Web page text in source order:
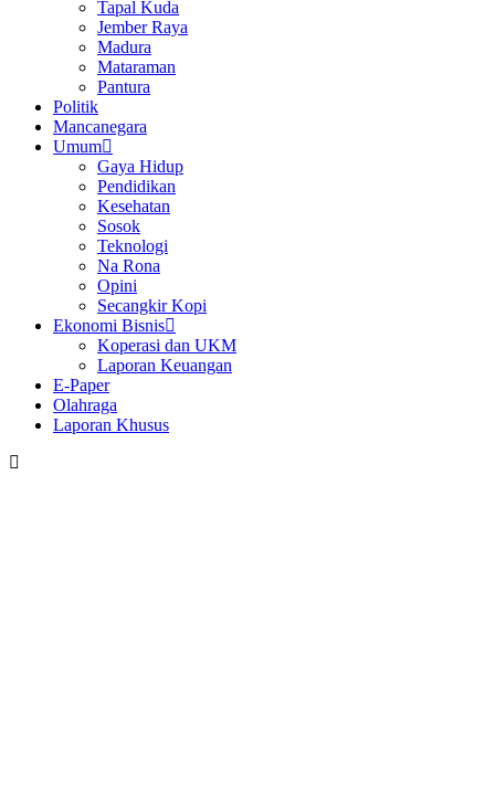
Tapal Kuda
Jember Raya
Madura
Mataraman
Pantura
Politik
Mancanegara
Umum
Gaya Hidup
Pendidikan
Kesehatan
Sosok
Teknologi
Na Rona
Opini
Secangkir Kopi
Ekonomi Bisnis
Koperasi dan UKM
Laporan Keuangan
E-Paper
Olahraga
Laporan Khusus